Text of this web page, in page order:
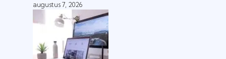
augustus 7, 2026